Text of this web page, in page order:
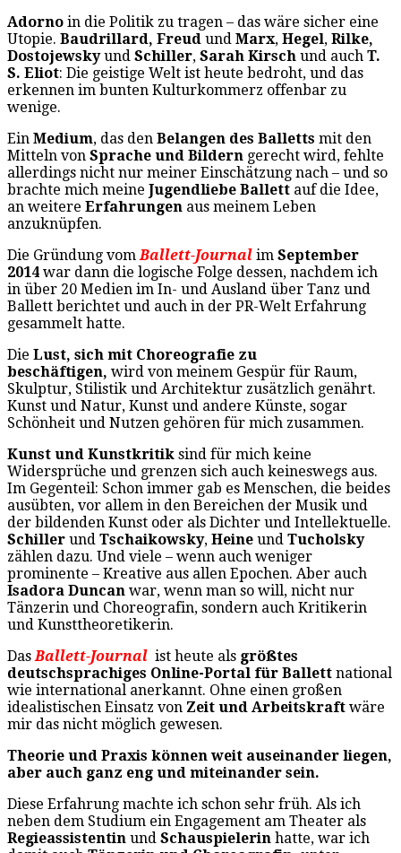
Adorno in die Politik zu tragen – das wäre sicher eine
Utopie. Baudrillard, Freud und Marx, Hegel, Rilke,
Dostojewskyund Schiller, Sarah Kirsch und auch T.
S. Eliot: Die geistige Welt ist heute bedroht, und das
erkennen im bunten Kulturkommerz offenbar zu
wenige.
Ein Medium, das den Belangen des Balletts mit den
Mitteln von Sprache und Bildern gerecht wird, fehlte
allerdings nicht nur meiner Einschätzung nach – und so
brachte mich meine Jugendliebe Ballett auf die Idee,
an weitere Erfahrungen aus meinem Leben
anzuknüpfen.
Die Gründung vom Ballett-Journal im September
2014 war dann die logische Folge dessen, nachdem ich
in über 20 Medien im In- und Ausland über Tanz und
Ballett berichtet und auch in der PR-Welt Erfahrung
gesammelt hatte.
Die Lust, sich mit Choreografie zu
beschäftigen, wird von meinem Gespür für Raum,
Skulptur, Stilistik und Architektur zusätzlich genährt.
Kunst und Natur, Kunst und andere Künste, sogar
Schönheit und Nutzen gehören für mich zusammen.
Kunst und Kunstkritik sind für mich keine
Widersprüche und grenzen sich auch keineswegs aus.
Im Gegenteil: Schon immer gab es Menschen, die beides
ausübten, vor allem in den Bereichen der Musik und
der bildenden Kunst oder als Dichter und Intellektuelle.
Schiller und Tschaikowsky, Heine und Tucholsky
zählen dazu. Und viele – wenn auch weniger
prominente – Kreative aus allen Epochen. Aber auch
Isadora Duncan war, wenn man so will, nicht nur
Tänzerin und Choreografin, sondern auch Kritikerin
und Kunsttheoretikerin.
Das Ballett-Journal ist heute als größtes
deutschsprachiges Online-Portal für Ballett national
wie international anerkannt. Ohne einen großen
idealistischen Einsatz von Zeit und Arbeitskraft wäre
mir das nicht möglich gewesen.
Theorie und Praxis können weit auseinander liegen,
aber auch ganz eng und miteinander sein.
Diese Erfahrung machte ich schon sehr früh. Als ich
neben dem Studium ein Engagement am Theater als
Regieassistentin und Schauspielerin hatte, war ich